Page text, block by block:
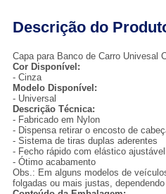
Descrição do
Capa para Banco de Carro Univesal
Cor Disponível:
- Cinza
Modelo Disponível:
- Universal
Descrição Técnica:
- Fabricado em Nylon
- Dispensa retirar o encosto de
- Sistema de tiras duplas aderentes
- Fecho rápido com elástico
- Ótimo acabamento
Obs.: Em alguns modelos de
folgadas ou mais justas,